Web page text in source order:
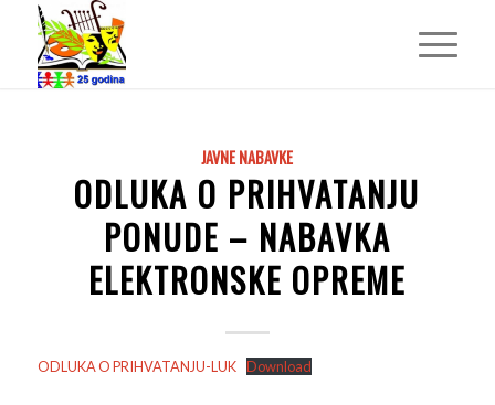
JAVNE NABAVKE
ODLUKA O PRIHVATANJU
PONUDE – NABAVKA
ELEKTRONSKE OPREME
ODLUKA O PRIHVATANJU-LUK Download